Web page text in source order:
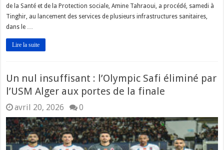
de la Santé et de la Protection sociale, Amine Tahraoui, a procédé, samedi à
Tinghir, au lancement des services de plusieurs infrastructures sanitaires,
dans le …
Lire la suite
Un nul insuffisant : l’Olympic Safi éliminé par
l’USM Alger aux portes de la finale
avril 20, 2026 0